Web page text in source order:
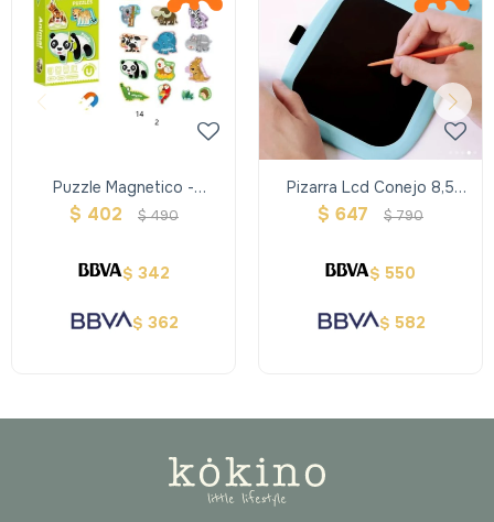
Puzzle Magnetico -
Animales
$ 402 $490
$ 342
$ 362
Pizarra Lcd Conejo 8,5
Color
$ 647 $790
$ 550
$ 582